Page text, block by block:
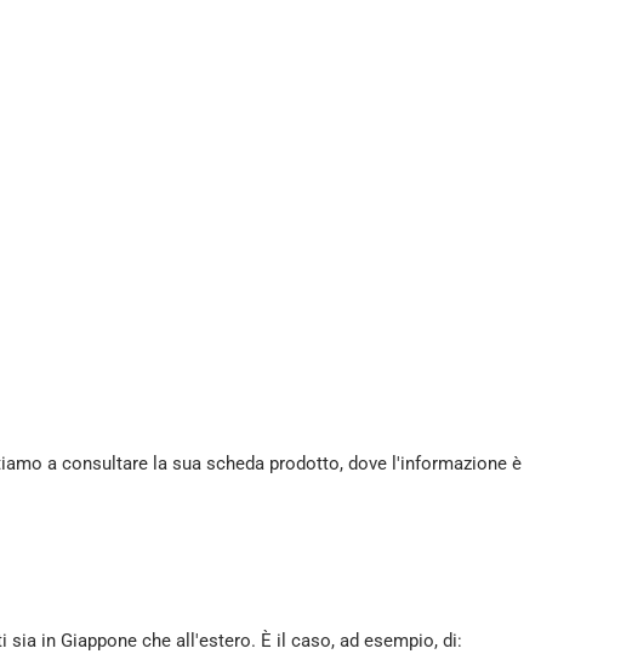
a consultare la sua scheda prodotto, dove l'informazione è
in Giappone che all'estero. È il caso, ad esempio, di: